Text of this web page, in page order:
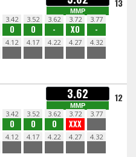
MMP
13
3.42
O
3.52
O
3.62
-
3.72
XO
3.77
-
4.12 4.17 4.22 4.27 4.32
3.62
MMP
12
3.42
O
3.52
O
3.62
O
3.72
XXX
3.77
4.12 4.17 4.22 4.27 4.32